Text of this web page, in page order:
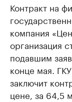
Контракт на
компания
организация
подавшим
конце мая.
заключит
цене, за 64,5